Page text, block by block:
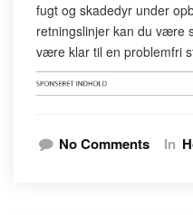
fugt og skadedyr under
retningslinjer kan du være
være klar til en problemfri
No Comments In